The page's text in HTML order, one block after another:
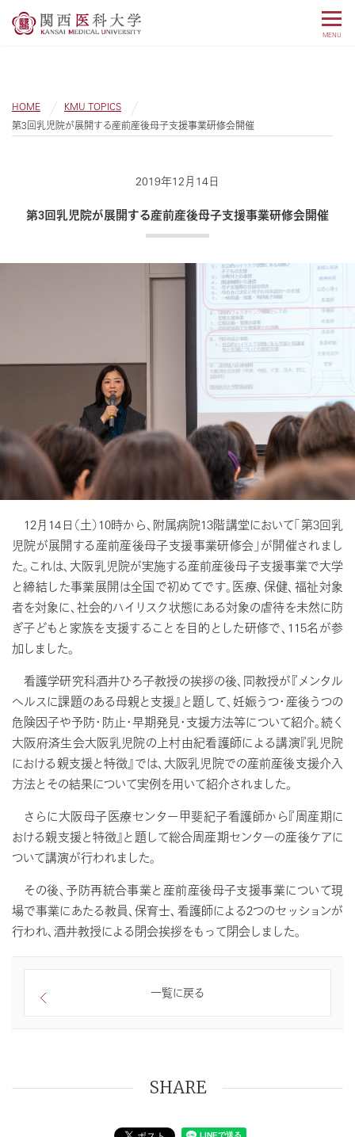
MENU
HOME
KMU TOPICS
第3回乳児院が展開する産前産後母子支援事業研修会開催
2019年12月14日
第3回乳児院が展開する産前産後母子支援事業研修会開催
12月14日（土）10時から、附属病院13階講堂において「第3回乳
児院が展開する産前産後母子支援事業研修会」が開催されまし
た。これは、大阪乳児院が実施する産前産後母子支援事業で大学
と締結した事業展開は全国で初めてです。医療、保健、福祉対象
者を対象に、社会的ハイリスク状態にある対象の虐待を未然に防
ぎ子どもと家族を支援することを目的とした研修で、115名が参
加しました。
看護学研究科酒井ひろ子教授の挨拶の後、同教授が『メンタル
ヘルスに課題のある母親と支援』と題して、妊娠うつ・産後うつの
危険因子や予防・防止・早期発見・支援方法等について紹介。続く
大阪府済生会大阪乳児院の上村由紀看護師による講演『乳児院
における親支援と特徴』では、大阪乳児院での産前産後支援介入
方法とその結果について実例を用いて紹介されました。
さらに大阪母子医療センター甲斐紀子看護師から『周産期に
おける親支援と特徴』と題して総合周産期センターの産後ケアに
ついて講演が行われました。
その後、予防再統合事業と産前産後母子支援事業について現
場で事業にあたる教員、保育士、看護師による2つのセッションが
行われ、酒井教授による閉会挨拶をもって閉会しました。
一覧に戻る
SHARE